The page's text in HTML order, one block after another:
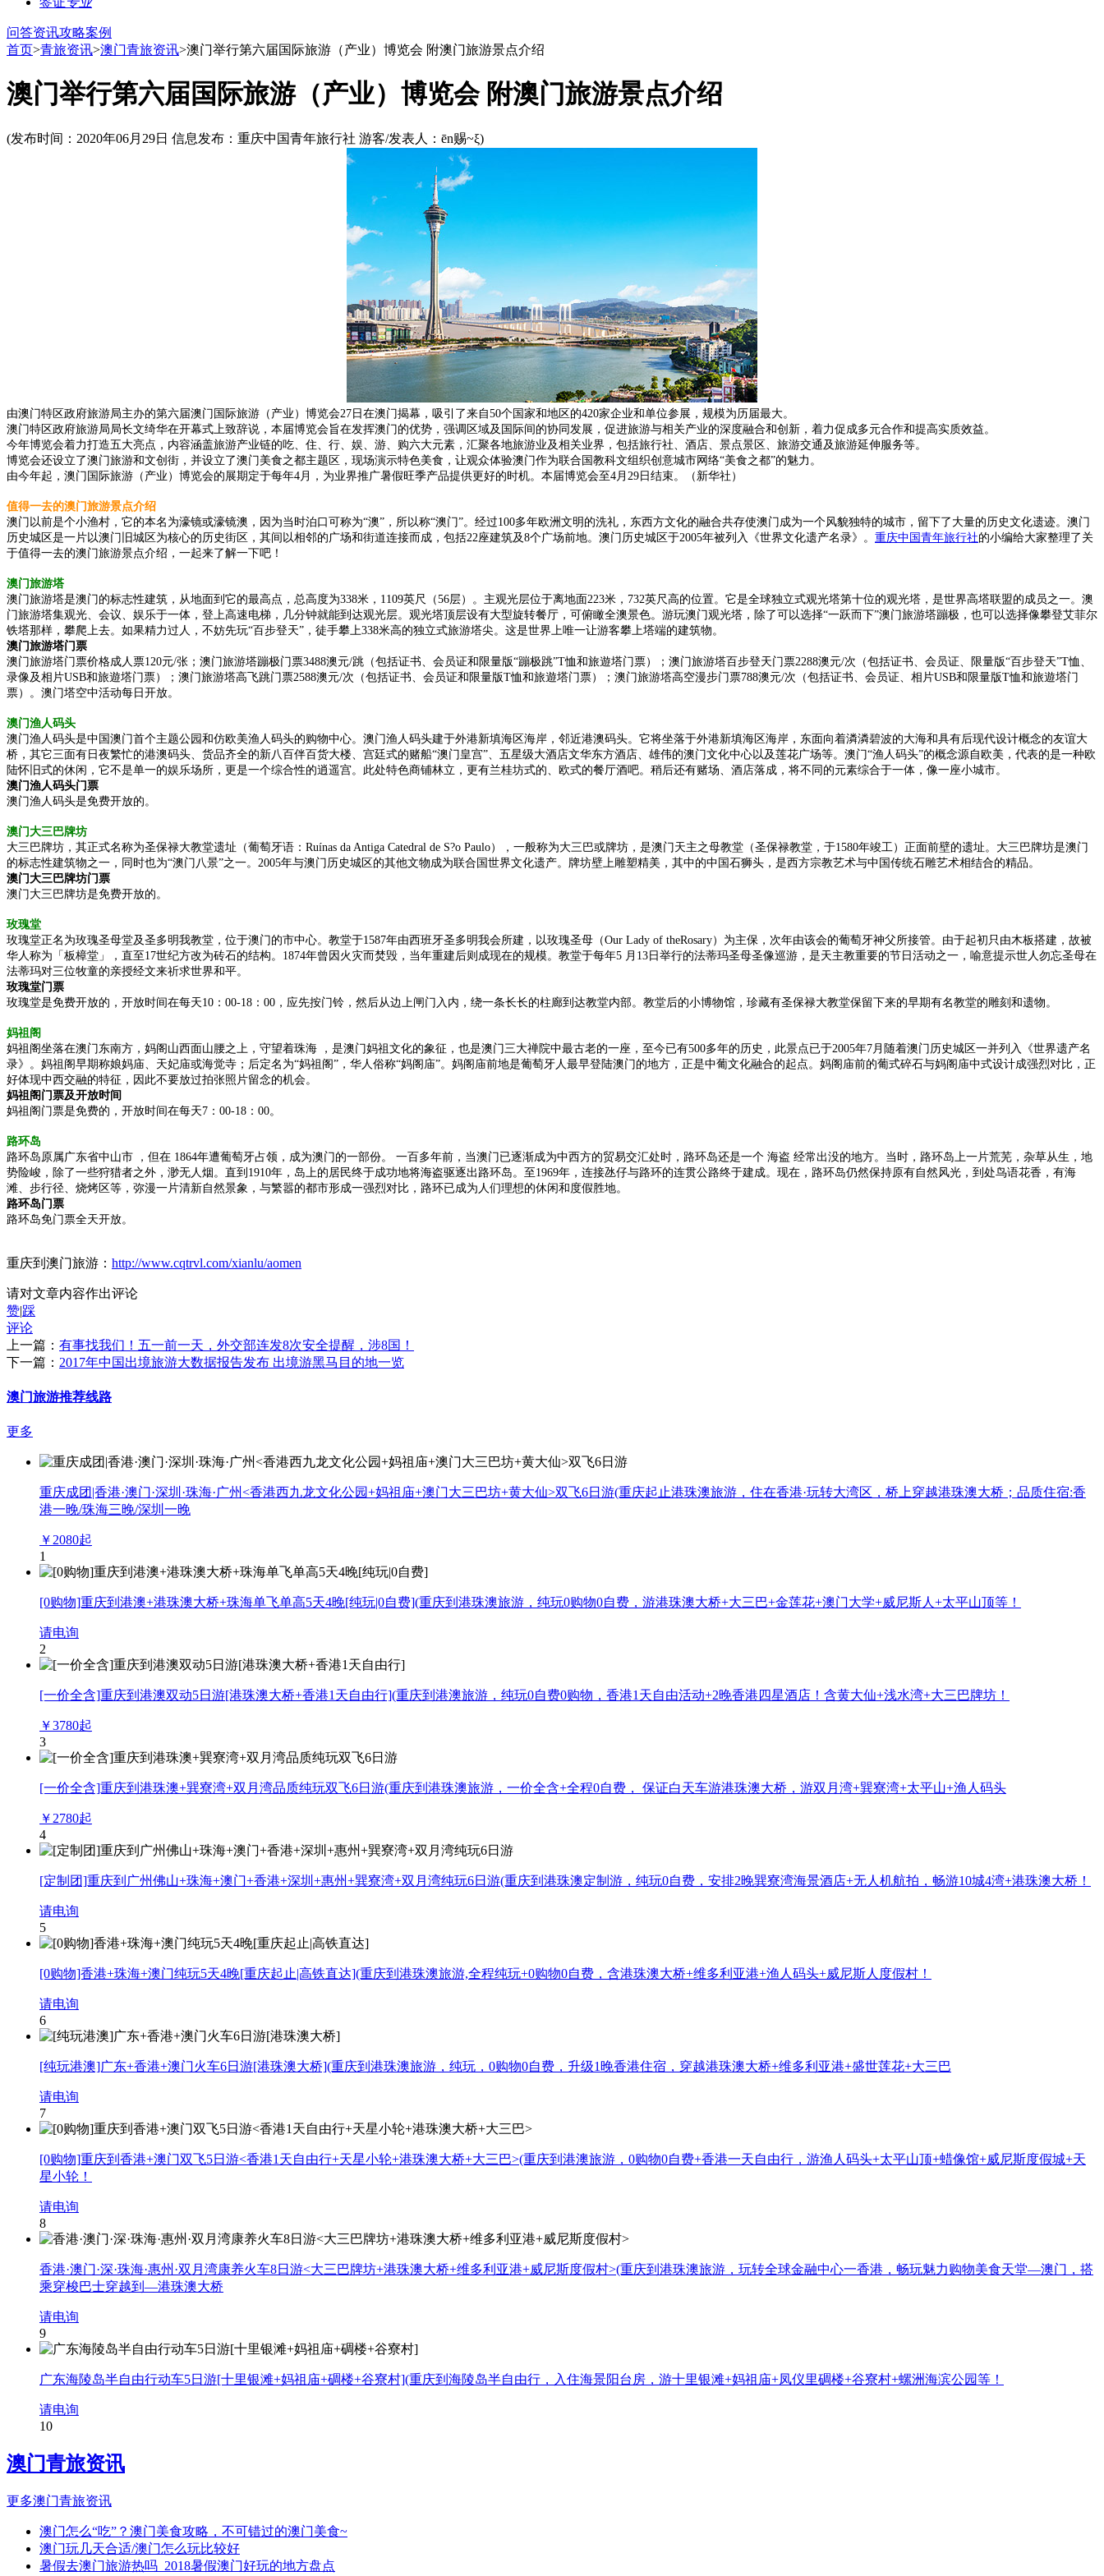
问答资讯攻略案例
首页>青旅资讯>澳门青旅资讯>澳门举行第六届国际旅游（产业）博览会 附澳门旅游景点介绍
澳门举行第六届国际旅游（产业）博览会 附澳门旅游景点介绍
(发布时间：2020年06月29日 信息发布：重庆中国青年旅行社 游客/发表人：ēn赐~ξ)
由澳门特区政府旅游局主办的第六届澳门国际旅游（产业）博览会27日在澳门揭幕，吸引了来自50个国家和地区的420家企业和单位参展，规模为历届最大。
澳门特区政府旅游局局长文绮华在开幕式上致辞说，本届博览会旨在发挥澳门的优势，强调区域及国际间的协同发展，促进旅游与相关产业的深度融合和创新，着力促成多元合作和提高实质效益。
今年博览会着力打造五大亮点，内容涵盖旅游产业链的吃、住、行、娱、游、购六大元素，汇聚各地旅游业及相关业界，包括旅行社、酒店、景点景区、旅游交通及旅游延伸服务等。
博览会还设立了澳门旅游和文创街，并设立了澳门美食之都主题区，现场演示特色美食，让观众体验澳门作为联合国教科文组织创意城市网络“美食之都”的魅力。
由今年起，澳门国际旅游（产业）博览会的展期定于每年4月，为业界推广暑假旺季产品提供更好的时机。本届博览会至4月29日结束。（新华社）
值得一去的澳门旅游景点介绍
澳门以前是个小渔村，它的本名为濠镜或濠镜澳，因为当时泊口可称为“澳”，所以称“澳门”。经过100多年欧洲文明的洗礼，东西方文化的融合共存使澳门成为一个风貌独特的城市，留下了大量的历史文化遗迹。澳门
历史城区是一片以澳门旧城区为核心的历史街区，其间以相邻的广场和街道连接而成，包括22座建筑及8个广场前地。澳门历史城区于2005年被列入《世界文化遗产名录》。 重庆中国青年旅行社的小编给大家整理了关
于值得一去的澳门旅游景点介绍，一起来了解一下吧！
澳门旅游塔
澳门旅游塔是澳门的标志性建筑，从地面到它的最高点，总高度为338米，1109英尺（56层）。主观光层位于离地面223米，732英尺高的位置。它是全球独立式观光塔第十位的观光塔，是世界高塔联盟的成员之一。澳
门旅游塔集观光、会议、娱乐于一体，登上高速电梯，几分钟就能到达观光层。观光塔顶层设有大型旋转餐厅，可俯瞰全澳景色。游玩澳门观光塔，除了可以选择“一跃而下”澳门旅游塔蹦极，也可以选择像攀登艾菲尔
铁塔那样，攀爬上去。如果精力过人，不妨先玩“百步登天”，徒手攀上338米高的独立式旅游塔尖。这是世界上唯一让游客攀上塔端的建筑物。
澳门旅游塔门票
澳门旅游塔门票价格成人票120元/张；澳门旅游塔蹦极门票3488澳元/跳（包括证书、会员证和限量版“蹦极跳”T恤和旅遊塔门票）；澳门旅游塔百步登天门票2288澳元/次（包括证书、会员证、限量版“百步登天”T恤、
录像及相片USB和旅遊塔门票）；澳门旅游塔高飞跳门票2588澳元/次（包括证书、会员证和限量版T恤和旅遊塔门票）；澳门旅游塔高空漫步门票788澳元/次（包括证书、会员证、相片USB和限量版T恤和旅遊塔门
票）。澳门塔空中活动每日开放。
澳门渔人码头
澳门渔人码头是中国澳门首个主题公园和仿欧美渔人码头的购物中心。澳门渔人码头建于外港新填海区海岸，邻近港澳码头。它将坐落于外港新填海区海岸，东面向着潾潾碧波的大海和具有后现代设计概念的友谊大
桥，其它三面有日夜繁忙的港澳码头、货品齐全的新八百伴百货大楼、宫廷式的赌船“澳门皇宫”、五星级大酒店文华东方酒店、雄伟的澳门文化中心以及莲花广场等。澳门“渔人码头”的概念源自欧美，代表的是一种欧
陆怀旧式的休闲，它不是单一的娱乐场所，更是一个综合性的逍遥宫。此处特色商铺林立，更有兰桂坊式的、欧式的餐厅酒吧。稍后还有赌场、酒店落成，将不同的元素综合于一体，像一座小城市。
澳门渔人码头门票
澳门渔人码头是免费开放的。
澳门大三巴牌坊
大三巴牌坊，其正式名称为圣保禄大教堂遗址（葡萄牙语：Ruínas da Antiga Catedral de S?o Paulo），一般称为大三巴或牌坊，是澳门天主之母教堂（圣保禄教堂，于1580年竣工）正面前壁的遗址。大三巴牌坊是澳门
的标志性建筑物之一，同时也为“澳门八景”之一。2005年与澳门历史城区的其他文物成为联合国世界文化遗产。牌坊壁上雕塑精美，其中的中国石狮头，是西方宗教艺术与中国传统石雕艺术相结合的精品。
澳门大三巴牌坊门票
澳门大三巴牌坊是免费开放的。
玫瑰堂
玫瑰堂正名为玫瑰圣母堂及圣多明我教堂，位于澳门的市中心。教堂于1587年由西班牙圣多明我会所建，以玫瑰圣母（Our Lady of theRosary）为主保，次年由该会的葡萄牙神父所接管。由于起初只由木板搭建，故被
华人称为「板樟堂」，直至17世纪方改为砖石的结构。1874年曾因火灾而焚毁，当年重建后则成现在的规模。教堂于每年5 月13日举行的法蒂玛圣母圣像巡游，是天主教重要的节日活动之一，喻意提示世人勿忘圣母在
法蒂玛对三位牧童的亲授经文来祈求世界和平。
玫瑰堂门票
玫瑰堂是免费开放的，开放时间在每天10：00-18：00，应先按门铃，然后从边上闸门入内，绕一条长长的柱廊到达教堂内部。教堂后的小博物馆，珍藏有圣保禄大教堂保留下来的早期有名教堂的雕刻和遗物。
妈祖阁
妈祖阁坐落在澳门东南方，妈阁山西面山腰之上，守望着珠海 ，是澳门妈祖文化的象征，也是澳门三大禅院中最古老的一座，至今已有500多年的历史，此景点已于2005年7月随着澳门历史城区一并列入《世界遗产名
录》。妈祖阁早期称娘妈庙、天妃庙或海觉寺；后定名为“妈祖阁”，华人俗称“妈阁庙”。妈阁庙前地是葡萄牙人最早登陆澳门的地方，正是中葡文化融合的起点。妈阁庙前的葡式碎石与妈阁庙中式设计成强烈对比，正
好体现中西交融的特征，因此不要放过拍张照片留念的机会。
妈祖阁门票及开放时间
妈祖阁门票是免费的，开放时间在每天7：00-18：00。
路环岛
路环岛原属广东省中山市 ，但在 1864年遭葡萄牙占领，成为澳门的一部份。 一百多年前，当澳门已逐渐成为中西方的贸易交汇处时，路环岛还是一个 海盗 经常出没的地方。当时，路环岛上一片荒芜，杂草从生，地
势险峻，除了一些狩猎者之外，渺无人烟。直到1910年，岛上的居民终于成功地将海盗驱逐出路环岛。至1969年，连接氹仔与路环的连贯公路终于建成。现在，路环岛仍然保持原有自然风光，到处鸟语花香，有海
滩、步行径、烧烤区等，弥漫一片清新自然景象，与繁嚣的都市形成一强烈对比，路环已成为人们理想的休闲和度假胜地。
路环岛门票
路环岛免门票全天开放。
重庆到澳门旅游： http://www.cqtrvl.com/xianlu/aomen
请对文章内容作出评论
赞|踩
评论
上一篇： 有事找我们！五一前一天，外交部连发8次安全提醒，涉8国！
下一篇： 2017年中国出境旅游大数据报告发布 出境游黑马目的地一览
澳门旅游推荐线路
更多
重庆成团|香港·澳门·深圳·珠海·广州<香港西九龙文化公园+妈祖庙+澳门大三巴坊+黄大仙>双飞6日游(重庆起止港珠澳旅游，住在香港·玩转大湾区，桥上穿越港珠澳大桥；品质住宿:香
港一晚/珠海三晚/深圳一晚
￥2080起
1
[0购物]重庆到港澳+港珠澳大桥+珠海单飞单高5天4晚[纯玩|0自费](重庆到港珠澳旅游，纯玩0购物0自费，游港珠澳大桥+大三巴+金莲花+澳门大学+威尼斯人+太平山顶等！
请电询
2
[一价全含]重庆到港澳双动5日游[港珠澳大桥+香港1天自由行](重庆到港澳旅游，纯玩0自费0购物，香港1天自由活动+2晚香港四星酒店！含黄大仙+浅水湾+大三巴牌坊！
￥3780起
3
[一价全含]重庆到港珠澳+巽寮湾+双月湾品质纯玩双飞6日游(重庆到港珠澳旅游，一价全含+全程0自费， 保证白天车游港珠澳大桥，游双月湾+巽寮湾+太平山+渔人码头
￥2780起
4
[定制团]重庆到广州佛山+珠海+澳门+香港+深圳+惠州+巽寮湾+双月湾纯玩6日游(重庆到港珠澳定制游，纯玩0自费，安排2晚巽寮湾海景酒店+无人机航拍，畅游10城4湾+港珠澳大桥！
请电询
5
[0购物]香港+珠海+澳门纯玩5天4晚[重庆起止|高铁直达](重庆到港珠澳旅游,全程纯玩+0购物0自费，含港珠澳大桥+维多利亚港+渔人码头+威尼斯人度假村！
请电询
6
[纯玩港澳]广东+香港+澳门火车6日游[港珠澳大桥](重庆到港珠澳旅游，纯玩，0购物0自费，升级1晚香港住宿，穿越港珠澳大桥+维多利亚港+盛世莲花+大三巴
请电询
7
[0购物]重庆到香港+澳门双飞5日游<香港1天自由行+天星小轮+港珠澳大桥+大三巴>(重庆到港澳旅游，0购物0自费+香港一天自由行，游渔人码头+太平山顶+蜡像馆+威尼斯度假城+天
星小轮！
请电询
8
香港·澳门·深·珠海·惠州·双月湾康养火车8日游<大三巴牌坊+港珠澳大桥+维多利亚港+威尼斯度假村>(重庆到港珠澳旅游，玩转全球金融中心一香港，畅玩魅力购物美食天堂—澳门，搭
乘穿梭巴士穿越到—港珠澳大桥
请电询
9
广东海陵岛半自由行动车5日游[十里银滩+妈祖庙+碉楼+谷寮村](重庆到海陵岛半自由行，入住海景阳台房，游十里银滩+妈祖庙+凤仪里碉楼+谷寮村+螺洲海滨公园等！
请电询
10
澳门青旅资讯
更多澳门青旅资讯
澳门怎么“吃”？澳门美食攻略，不可错过的澳门美食~
澳门玩几天合适/澳门怎么玩比较好
暑假去澳门旅游热吗_2018暑假澳门好玩的地方盘点